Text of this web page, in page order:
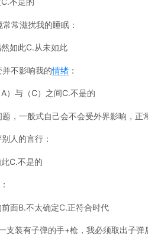
常常滋扰我的睡眠：
如此C.从未如此
不影响我的情绪 ：
）与（C）之间C.不是的
题，一般式自己会不会受外界影响，正
人的言行：
C.不是的
面B.不太确定C.正符合时代
支装有子弹的手+枪，我必须取出子弹